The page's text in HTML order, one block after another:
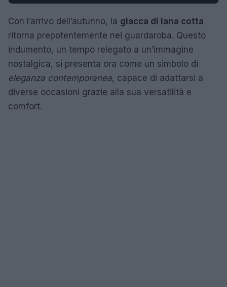
Con l’arrivo dell’autunno, la giacca di lana cotta
ritorna prepotentemente nei guardaroba. Questo
indumento, un tempo relegato a un’immagine
nostalgica, si presenta ora come un simbolo di
eleganza contemporanea, capace di adattarsi a
diverse occasioni grazie alla sua versatilità e
comfort.